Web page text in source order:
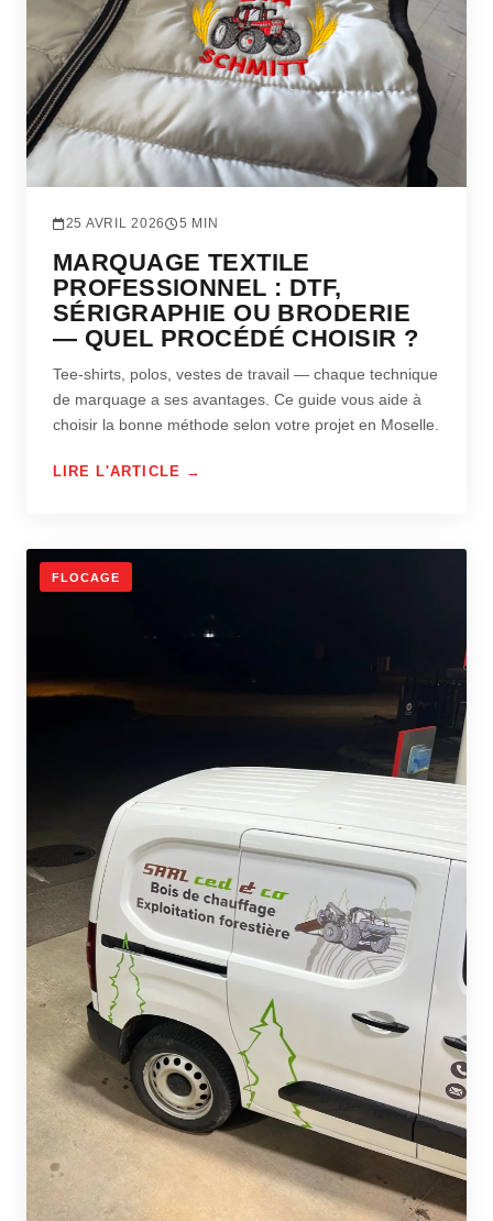
25 AVRIL 2026 5 MIN
MARQUAGE TEXTILE
PROFESSIONNEL : DTF,
SÉRIGRAPHIE OU BRODERIE
— QUEL PROCÉDÉ CHOISIR ?
Tee-shirts, polos, vestes de travail — chaque technique
de marquage a ses avantages. Ce guide vous aide à
choisir la bonne méthode selon votre projet en Moselle.
LIRE L'ARTICLE →
FLOCAGE